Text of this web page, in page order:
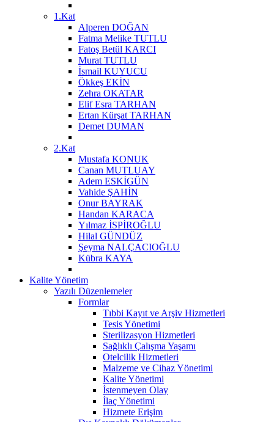
1.Kat
Alperen DOĞAN
Fatma Melike TUTLU
Fatoş Betül KARCI
Murat TUTLU
İsmail KUYUCU
Ökkeş EKİN
Zehra OKATAR
Elif Esra TARHAN
Ertan Kürşat TARHAN
Demet DUMAN
2.Kat
Mustafa KONUK
Canan MUTLUAY
Adem ESKİGÜN
Vahide ŞAHİN
Onur BAYRAK
Handan KARACA
Yılmaz İSPİROĞLU
Hilal GÜNDÜZ
Şeyma NALÇACIOĞLU
Kübra KAYA
Kalite Yönetim
Yazılı Düzenlemeler
Formlar
Tıbbi Kayıt ve Arşiv Hizmetleri
Tesis Yönetimi
Sterilizasyon Hizmetleri
Sağlıklı Çalışma Yaşamı
Otelcilik Hizmetleri
Malzeme ve Cihaz Yönetimi
Kalite Yönetimi
İstenmeyen Olay
İlaç Yönetimi
Hizmete Erişim